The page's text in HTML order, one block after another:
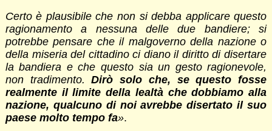
Certo è plausibile che non si debba applicare questo
ragionamento a nessuna delle due bandiere; si
potrebbe pensare che il malgoverno della nazione o
della miseria del cittadino ci diano il diritto di disertare
la bandiera e che questo sia un gesto ragionevole,
non tradimento.Dirò solo che, se questo fosse
realmente il limite della lealtà che dobbiamo alla
nazione, qualcuno di noi avrebbe disertato il suo
paese molto tempo fa».